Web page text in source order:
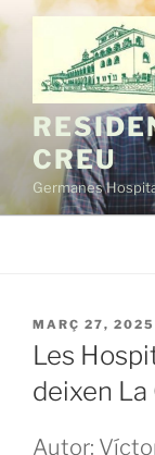
contingut
CREU
Germanes
PUBLICAT
A
MARÇ 27, 2025
Les
deixen La
Autor: